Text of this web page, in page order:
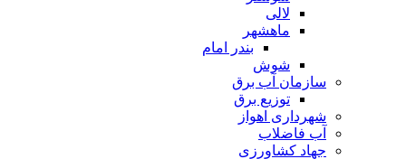
لالی
ماهشهر
بندر امام
شوش
سازمان آب برق
توزیع برق
شهرداری اهواز
آب فاضلاب
جهاد کشاورزی